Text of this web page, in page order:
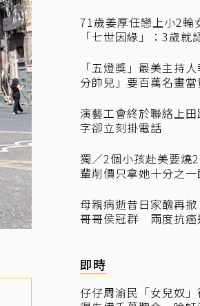
71歲姜厚任戀上小2
「七世因緣」：3歲就
「五燈獎」最美主持
分帥兒」要百萬名畫當
演藝工會終於聯絡上
字卻立刻掛電話
獨／2個小孩赴美要燒
輩削價只拿她十分之
母親病逝昔日家醜再
哥哥侯冠群 兩度抗癌
即時
仔仔周渝民「女兒奴